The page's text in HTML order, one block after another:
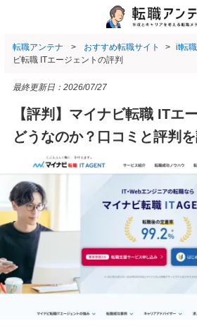
転職アンテナ おすすめ転職サイト it転
ビ転職 ITエージェントの評判
最終更新日： 2026/07/27
【評判】マイナビ転職 ITエ
どうなのか？口コミと評判